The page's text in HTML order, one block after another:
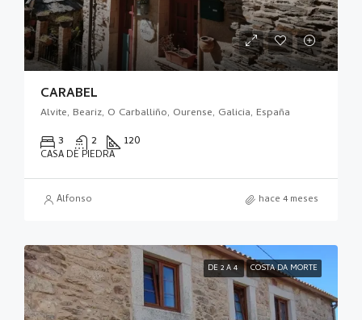
CARABEL
Alvite, Beariz, O Carballiño, Ourense, Galicia, España
3 2 120
CASA DE PIEDRA
Alfonso hace 4 meses
DE 2 A 4 COSTA DA MORTE